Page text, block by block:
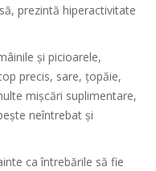
prezintă hiperactivitate
și picioarele,
precis, sare, țopăie,
mișcări suplimentare,
neîntrebat și
ca întrebările să fie